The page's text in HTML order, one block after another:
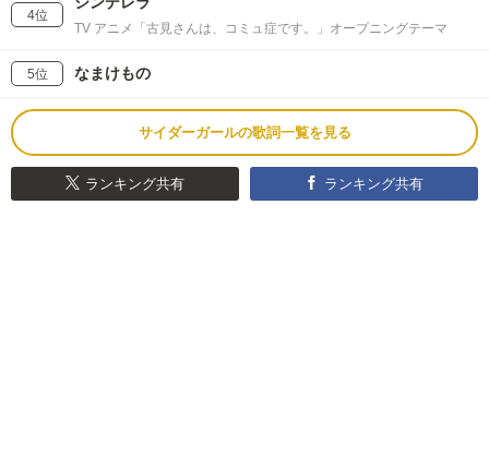
4位
TV アニメ「古見さんは、コミュ症です。」オープニングテーマ
5位 なまけもの
サイダーガールの歌詞一覧を見る
ランキング共有 ランキング共有